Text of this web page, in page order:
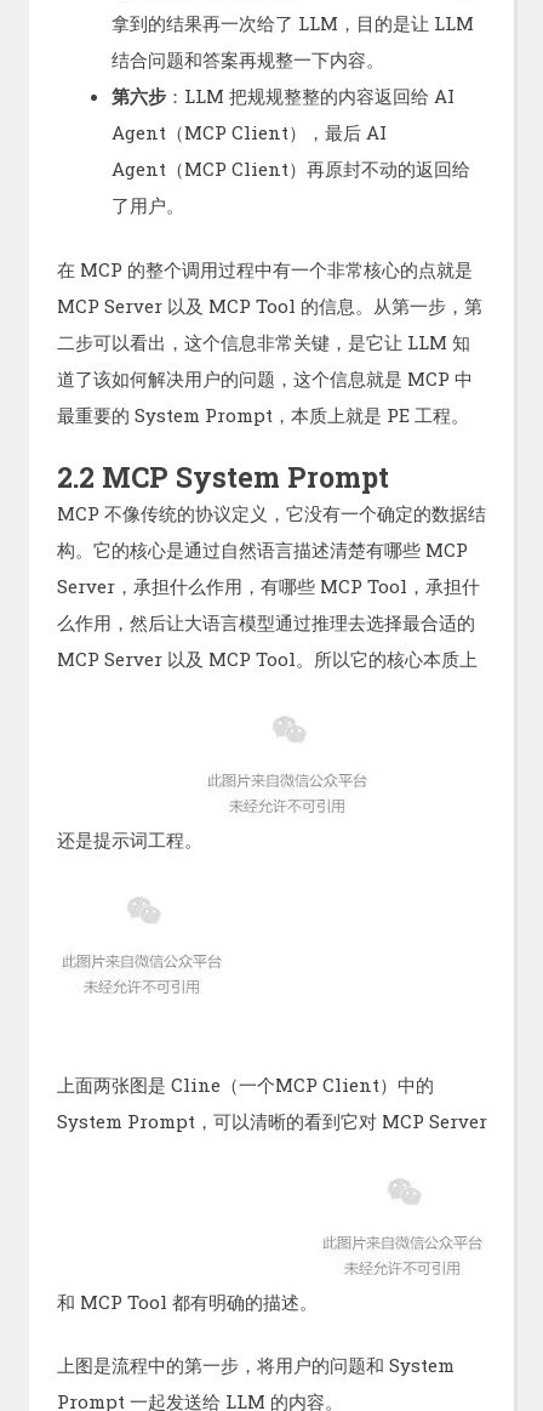
拿到的结果再一次给了 LLM，目的是让 LLM
结合问题和答案再规整一下内容。
第六步：LLM 把规规整整的内容返回给 AI
Agent（MCP Client），最后 AI
Agent（MCP Client）再原封不动的返回给
了用户。
在 MCP 的整个调用过程中有一个非常核心的点就是
MCP Server 以及 MCP Tool 的信息。从第一步，第
二步可以看出，这个信息非常关键，是它让 LLM 知
道了该如何解决用户的问题，这个信息就是 MCP 中
最重要的 System Prompt，本质上就是 PE 工程。
2.2 MCP System Prompt
MCP 不像传统的协议定义，它没有一个确定的数据结
构。它的核心是通过自然语言描述清楚有哪些 MCP
Server，承担什么作用，有哪些 MCP Tool，承担什
么作用，然后让大语言模型通过推理去选择最合适的
MCP Server 以及 MCP Tool。所以它的核心本质上
还是提示词工程。
上面两张图是 Cline（一个MCP Client）中的
System Prompt，可以清晰的看到它对 MCP Server
和 MCP Tool 都有明确的描述。
上图是流程中的第一步，将用户的问题和 System
Prompt 一起发送给 LLM 的内容。